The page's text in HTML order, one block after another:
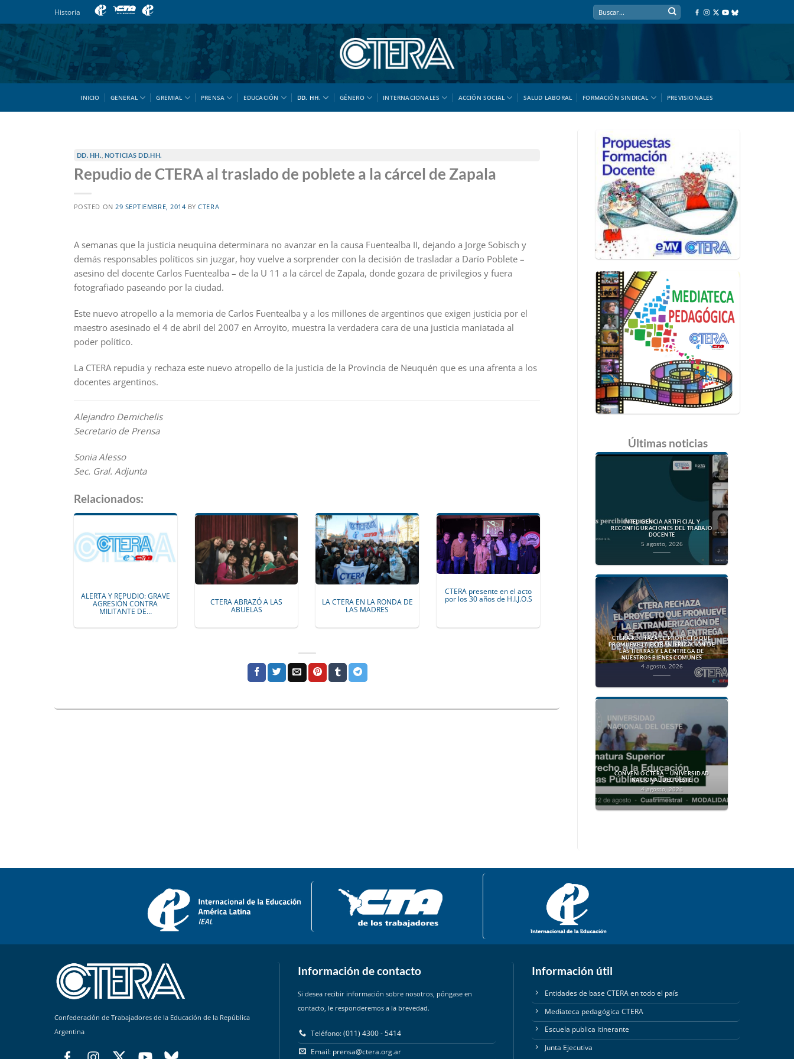
al
contenido
Historia
INICIO GENERAL GREMIAL PRENSA EDUCACIÓN DD. HH. GÉNERO INTERNACIONALES ACCIÓN SOCIAL SALUD LABORAL FORMACIÓN SINDICAL PREVISIONALES
DD. HH. NOTICIAS DD.HH.
Repudio de CTERA al traslado de poblete a la cárcel de Zapala
POSTED ON29 SEPTIEMBRE, 2014 BYCTERA
A semanas que la justicia neuquina determinara no avanzar en la causa Fuentealba II, dejando a Jorge Sobisch y
demás responsables políticos sin juzgar, hoy vuelve a sorprender con la decisión de trasladar a Darío Poblete –
asesino del docente Carlos Fuentealba – de la U 11 a la cárcel de Zapala, donde gozara de privilegios y fuera
fotografiado paseando por la ciudad.
Este nuevo atropello a la memoria de Carlos Fuentealba y a los millones de argentinos que exigen justicia por el
maestro asesinado el 4 de abril del 2007 en Arroyito, muestra la verdadera cara de una justicia maniatada al
poder político.
La CTERA repudia y rechaza este nuevo atropello de la justicia de la Provincia de Neuquén que es una afrenta a los
docentes argentinos.
Alejandro Demichelis
Secretario de Prensa
Sonia Alesso
Sec. Gral. Adjunta
Relacionados:
ALERTA Y REPUDIO: GRAVE
AGRESIÓN CONTRA
MILITANTE DE…
CTERA ABRAZÓ A LAS
ABUELAS
LA CTERA EN LA RONDA DE
LAS MADRES
CTERA presente en el acto
por los 30 años de H.I.J.O.S
Últimas noticias
INTELIGENCIA ARTIFICIAL Y
RECONFIGURACIONES DEL TRABAJO
DOCENTE
5 agosto, 2026
CTERA RECHAZA EL PROYECTO QUE
PROMUEVE LA EXTRANJERIZACIÓN DE
LAS TIERRAS Y LA ENTREGA DE
NUESTROS BIENES COMUNES
4 agosto, 2026
CONVENIO CTERA – UNIVERSIDAD
NACIONAL DEL OESTE
4 agosto, 2026
Confederación de Trabajadores de la Educación de la República
Argentina
Información de contacto
Si desea recibir información sobre nosotros, póngase en
contacto, le responderemos a la brevedad.
Teléfono: (011) 4300 - 5414
Email: prensa@ctera.org.ar
Información útil
Entidades de base CTERA en todo el país
Mediateca pedagógica CTERA
Escuela publica itinerante
Junta Ejecutiva